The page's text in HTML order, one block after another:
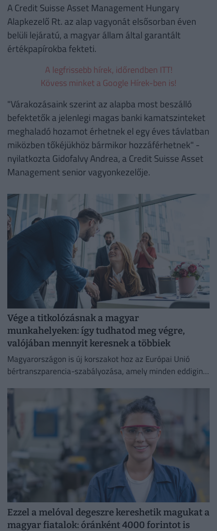
A Credit Suisse Asset Management Hungary
Alapkezelő Rt. az alap vagyonát elsősorban éven
belüli lejáratú, a magyar állam által garantált
értékpapírokba fekteti.
A legfrissebb hírek, időrendben ITT!
Kövess minket a Google Hírek-ben is!
"Várakozásaink szerint az alapba most beszálló
befektetők a jelenlegi magas banki kamatszinteket
meghaladó hozamot érhetnek el egy éves távlatban
miközben tőkéjükhöz bármikor hozzáférhetnek" -
nyilatkozta Gidofalvy Andrea, a Credit Suisse Asset
Management senior vagyonkezelője.
Vége a titkolózásnak a magyar
munkahelyeken: így tudhatod meg végre,
valójában mennyit keresnek a többiek
Magyarországon is új korszakot hoz az Európai Unió
bértranszparencia-szabályozása, amely minden eddiginél
Ezzel a melóval degeszre kereshetik magukat a
magyar fiatalok: óránként 4000 forintot is